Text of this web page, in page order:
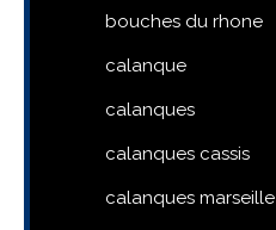
bouches du rhone
calanque
calanques
calanques cassis
calanques marseille